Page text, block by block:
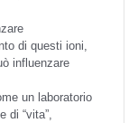
di questi ioni,
influenzare
un laboratorio
di “vita”,